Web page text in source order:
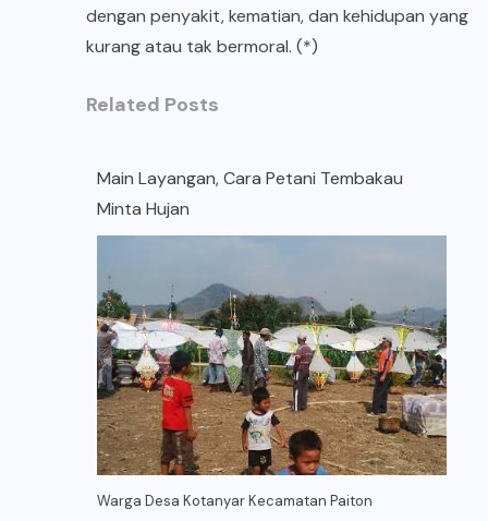
dengan penyakit, kematian, dan kehidupan yang
kurang atau tak bermoral. (*)
Related Posts
Main Layangan, Cara Petani Tembakau
Minta Hujan
Warga Desa Kotanyar Kecamatan Paiton